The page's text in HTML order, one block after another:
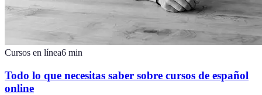
Cursos en línea6 min
Todo lo que necesitas saber sobre cursos de español
online